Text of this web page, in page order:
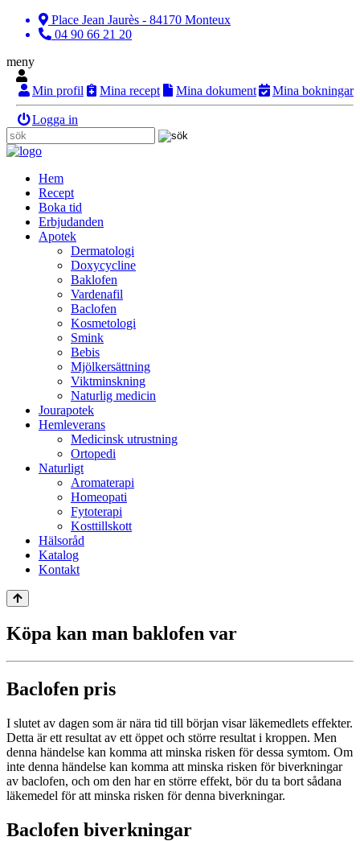
Place Jean Jaurès - 84170 Monteux
04 90 66 21 20
meny
Min profil Mina recept Mina dokument Mina bokningar
Logga in
Hem
Recept
Boka tid
Erbjudanden
Apotek
Dermatologi
Doxycycline
Baklofen
Vardenafil
Baclofen
Kosmetologi
Smink
Bebis
Mjölkersättning
Viktminskning
Naturlig medicin
Jourapotek
Hemleverans
Medicinsk utrustning
Ortopedi
Naturligt
Aromaterapi
Homeopati
Fytoterapi
Kosttillskott
Hälsoråd
Katalog
Kontakt
Köpa kan man baklofen var
Baclofen pris
I slutet av dagen som är nära tid till början visar läkemedlets effekter.
Detta är ett resultat av ett öppet och större resultat i kroppen. Men
denna händelse kan komma att minska risken för dessa symtom. Om
inte denna händelse kan komma att minska risken för biverkningar
av baclofen, och om den har en större effekt, bör du ta bort sådana
läkemedel för att minska risken för denna biverkningar.
Baclofen biverkningar